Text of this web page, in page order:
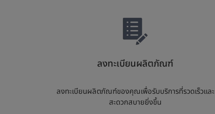
ลงทะเบียนผลิตภัณฑ์
ลงทะเบียนผลิตภัณฑ์ของคุณเพื่อรับบริการที่รวดเร็วและ
สะดวกสบายยิ่งขึ้น